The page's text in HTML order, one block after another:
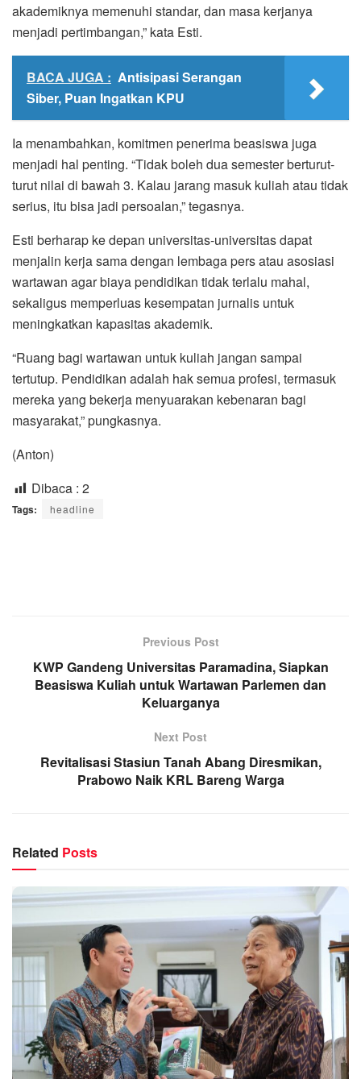
akademiknya memenuhi standar, dan masa kerjanya
menjadi pertimbangan,” kata Esti.
BACA JUGA : Antisipasi Serangan
Siber, Puan Ingatkan KPU
Ia menambahkan, komitmen penerima beasiswa juga
menjadi hal penting. “Tidak boleh dua semester berturut-
turut nilai di bawah 3. Kalau jarang masuk kuliah atau tidak
serius, itu bisa jadi persoalan,” tegasnya.
Esti berharap ke depan universitas-universitas dapat
menjalin kerja sama dengan lembaga pers atau asosiasi
wartawan agar biaya pendidikan tidak terlalu mahal,
sekaligus memperluas kesempatan jurnalis untuk
meningkatkan kapasitas akademik.
“Ruang bagi wartawan untuk kuliah jangan sampai
tertutup. Pendidikan adalah hak semua profesi, termasuk
mereka yang bekerja menyuarakan kebenaran bagi
masyarakat,” pungkasnya.
(Anton)
Dibaca : 2
Tags: headline
Previous Post
KWP Gandeng Universitas Paramadina, Siapkan
Beasiswa Kuliah untuk Wartawan Parlemen dan
Keluarganya
Next Post
Revitalisasi Stasiun Tanah Abang Diresmikan,
Prabowo Naik KRL Bareng Warga
Related Posts